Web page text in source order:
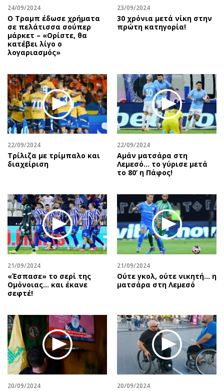
24/09/2024
Ο Τραμπ έδωσε χρήματα
σε πελάτισσα σούπερ
μάρκετ – «Ορίστε, θα
κατέβει λίγο ο
λογαριασμός»
23/09/2024
30 χρόνια μετά νίκη στην
πρώτη κατηγορία!
22/09/2024
Τρίλιζα με τρίμπαλο και
διαχείριση
22/09/2024
Αμάν ματσάρα στη
Λεμεσό… το γύρισε μετά
το 80’ η Πάφος!
21/09/2024
«Έσπασε» το σερί της
Ομόνοιας… και έκανε
σεφτέ!
21/09/2024
Ούτε γκολ, ούτε νικητή… η
ματσάρα στη Λεμεσό
20/09/2024 20/09/2024